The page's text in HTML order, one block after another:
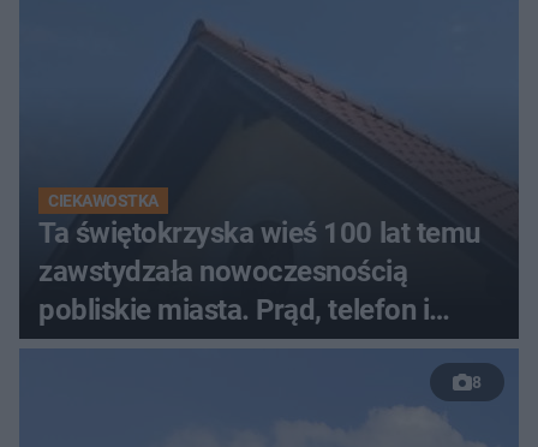
CIEKAWOSTKA
Ta świętokrzyska wieś 100 lat temu
zawstydzała nowoczesnością
pobliskie miasta. Prąd, telefon i
luksusowa auta
8